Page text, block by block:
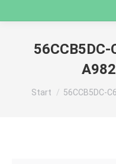
Sie befinden sich
Start 56CCB5DC-